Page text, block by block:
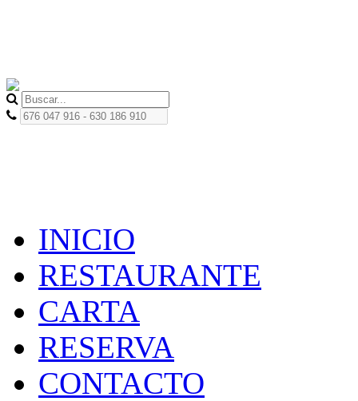
INICIO
RESTAURANTE
CARTA
RESERVA
CONTACTO